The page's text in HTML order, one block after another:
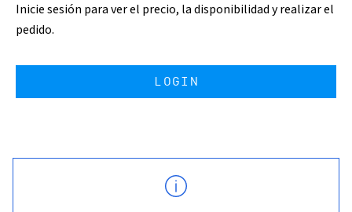
Inicie sesión para ver el precio, la disponibilidad y realizar el
pedido.
LOGIN